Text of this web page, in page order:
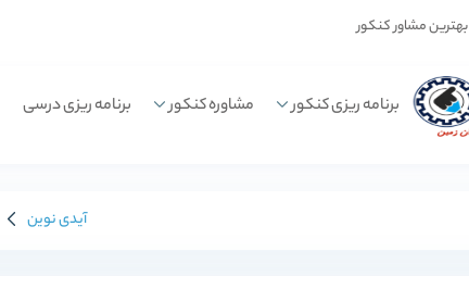
بهترین مشاور کنکور
برنامه ریزی کنکور مشاوره کنکور برنامه ریزی درسی
آیدی نوین